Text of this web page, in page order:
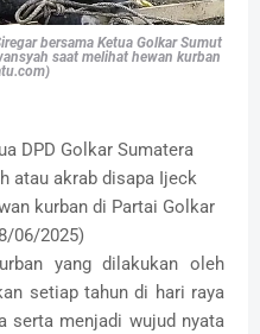
bersama Ketua Golkar Sumut
saat melihat hewan kurban
DPD Golkar Sumatera
atau akrab disapa Ijeck
kurban di Partai Golkar
06/2025)
yang dilakukan oleh
setiap tahun di hari raya
serta menjadi wujud nyata